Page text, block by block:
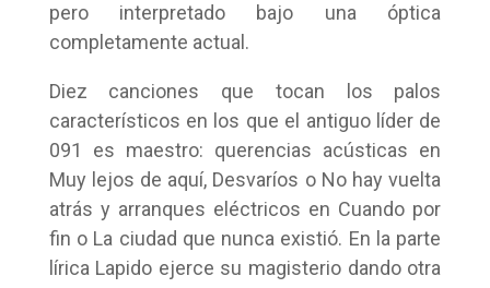
pero interpretado bajo una óptica
completamente actual.
Diez canciones que tocan los palos
característicos en los que el antiguo líder de
091 es maestro: querencias acústicas en
Muy lejos de aquí, Desvaríos o No hay vuelta
atrás y arranques eléctricos en Cuando por
fin o La ciudad que nunca existió. En la parte
lírica Lapido ejerce su magisterio dando otra